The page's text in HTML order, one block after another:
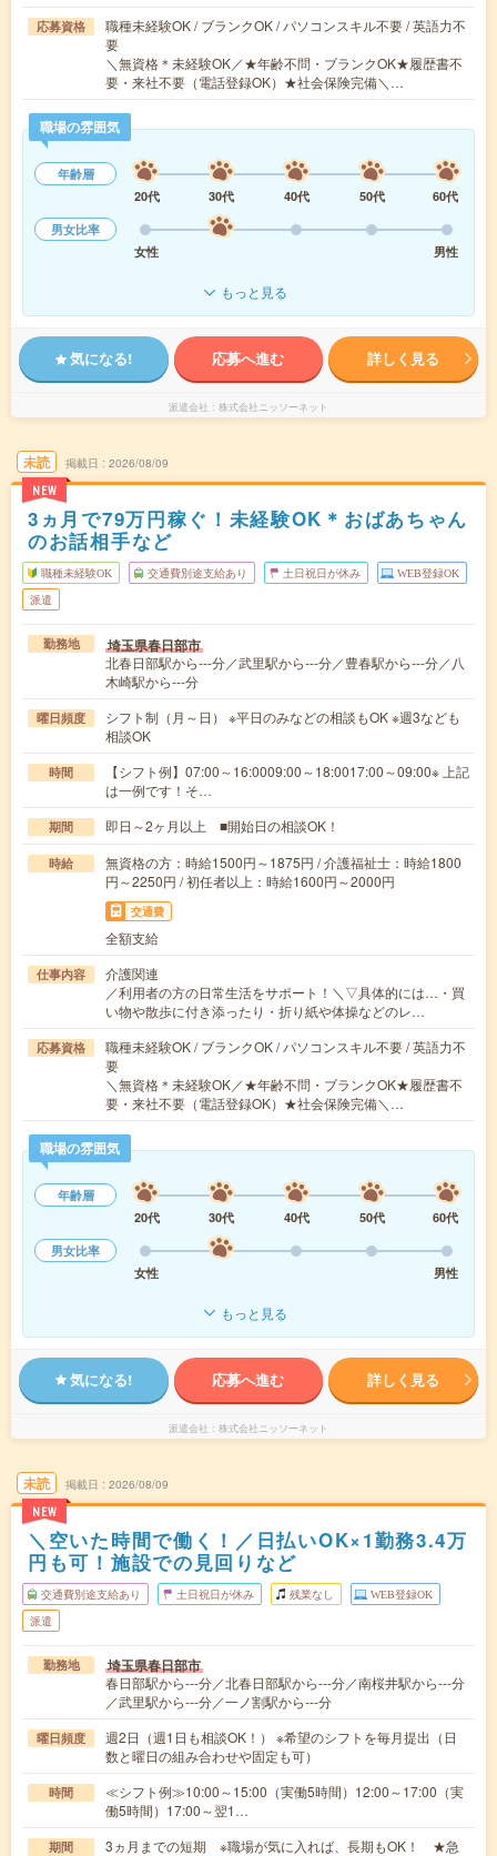
応募資格
職種未経験OK / ブランクOK / パソコンスキル不要 / 英語力不
要
＼無資格＊未経験OK／★年齢不問・ブランクOK★履歴書不
要・来社不要（電話登録OK）★社会保険完備＼…
職場の雰囲気
年齢層
20代
30代 40代 50代
60代
男女比率
女性
男性
もっと見る
気になる! 応募へ進む 詳しく見る
派遣会社 株式会社ニッソーネット
未読
NEW
掲載日 2026/08/09
3ヵ月で79万円稼ぐ！未経験OK＊おばあちゃん
のお話相手など
職種未経験OK 交通費別途支給あり 土日祝日が休み WEB登録OK
派遣
勤務地 埼玉県春日部市
北春日部駅から---分／武里駅から---分／豊春駅から---分／八
木崎駅から---分
曜日頻度
シフト制（月～日） ※平日のみなどの相談もOK ※週3なども
相談OK
時間
【シフト例】07:00～16:0009:00～18:0017:00～09:00※ 上記
は一例です！そ…
期間 即日～2ヶ月以上 ■開始日の相談OK！
時給
無資格の方：時給1500円～1875円 / 介護福祉士：時給1800
円～2250円 / 初任者以上：時給1600円～2000円
交通費
全額支給
仕事内容
介護関連
／利用者の方の日常生活をサポート！＼▽具体的には…・買
い物や散歩に付き添ったり・折り紙や体操などのレ…
応募資格
職種未経験OK / ブランクOK / パソコンスキル不要 / 英語力不
要
＼無資格＊未経験OK／★年齢不問・ブランクOK★履歴書不
要・来社不要（電話登録OK）★社会保険完備＼…
職場の雰囲気
年齢層
20代
30代 40代 50代
60代
男女比率
女性
男性
もっと見る
気になる! 応募へ進む 詳しく見る
派遣会社 株式会社ニッソーネット
未読
NEW
掲載日 2026/08/09
＼空いた時間で働く！／日払いOK×1勤務3.4万
円も可！施設での見回りなど
交通費別途支給あり 土日祝日が休み 残業なし WEB登録OK
派遣
勤務地 埼玉県春日部市
春日部駅から---分／北春日部駅から---分／南桜井駅から---分
／武里駅から---分／一ノ割駅から---分
曜日頻度
週2日（週1日も相談OK！） ※希望のシフトを毎月提出（日
数と曜日の組み合わせや固定も可）
時間
≪シフト例≫10:00～15:00（実働5時間）12:00～17:00（実
働5時間）17:00～翌1…
期間
3ヵ月までの短期 ※職場が気に入れば、長期もOK！ ★急